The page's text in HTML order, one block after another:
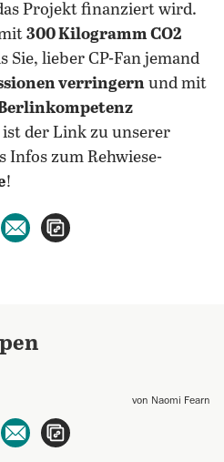
Projekt finanziert wird.
300 Kilogramm CO2
Sie, lieber CP-Fan jemand
verringern und mit
ist der Link zu unserer
Infos zum Rehwiese-
!
per WhatsApp teilen
per E-Mail teilen
von Naomi Fearn
per WhatsApp teilen
per E-Mail teilen